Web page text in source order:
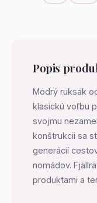
Popis
Modrý ruksak
klasickú voľbu
svojmu
konštrukcii sa
generácií
nomádov.
produktami a